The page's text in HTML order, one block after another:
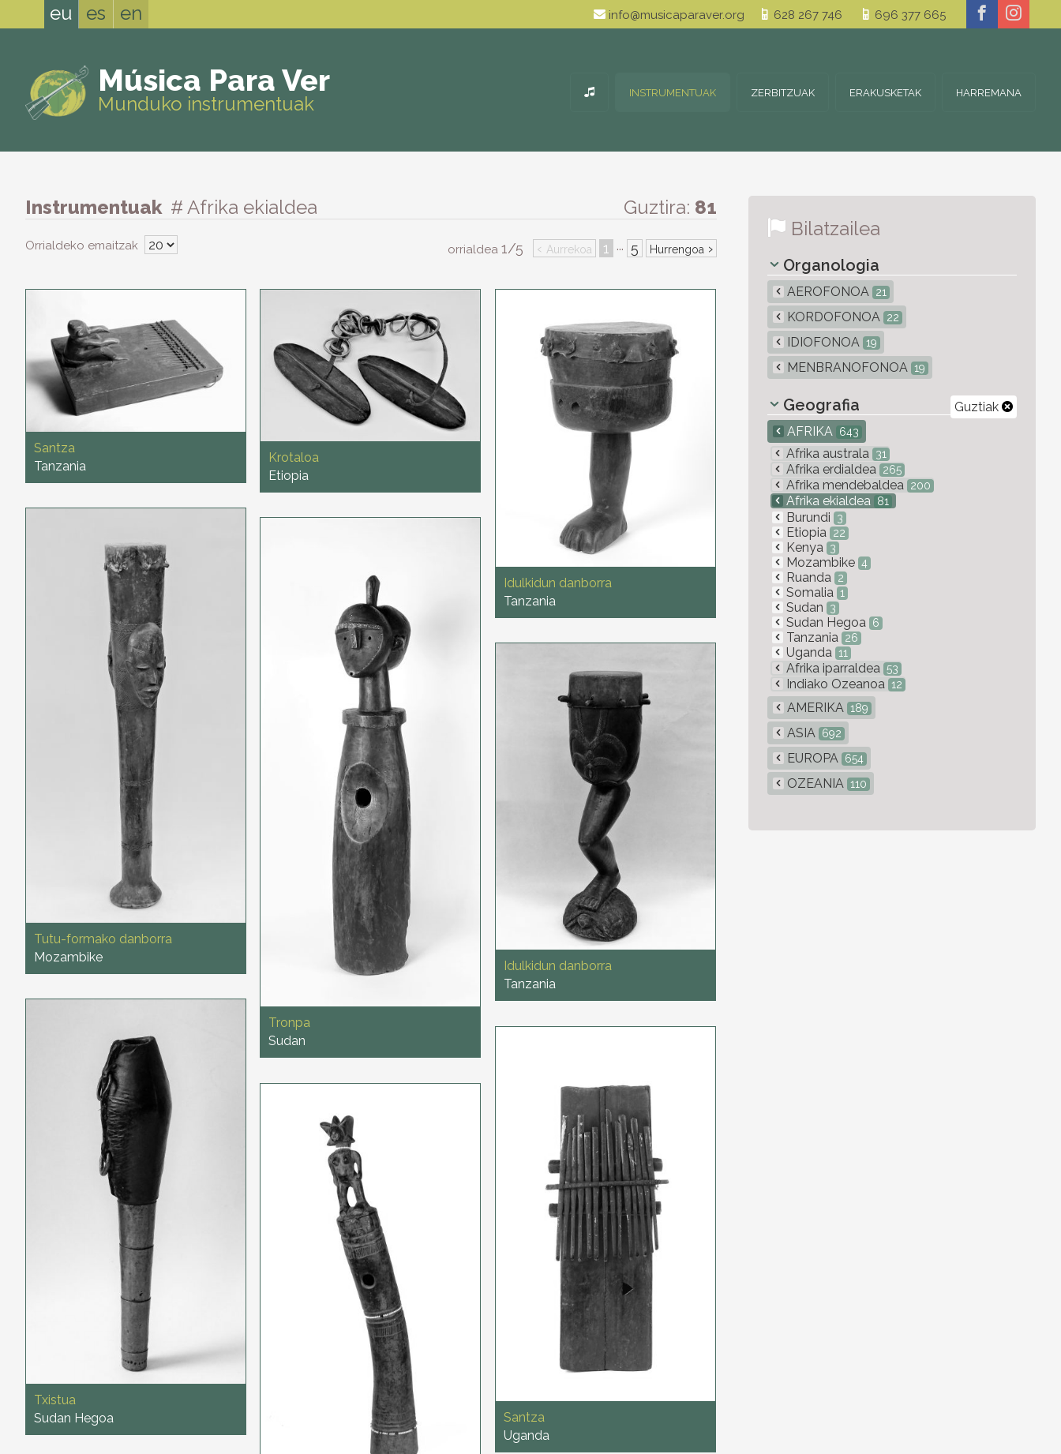
eu es en info@musicaparaver.org 628 267 746 696 377 665
Música Para Ver
Munduko instrumentuak INSTRUMENTUAK ZERBITZUAK ERAKUSKETAK HARREMANA
Instrumentuak # Afrika ekialdea Guztira: 81
Orrialdeko emaitzak orrialdea 1/5 ‹ Aurrekoa 1 ··· 5 Hurrengoa ›
Santza
Tanzania
Krotaloa
Etiopia
Idulkidun danborra
Tanzania
Tutu-formako danborra
Mozambike
Tronpa
Sudan
Idulkidun danborra
Tanzania
Txistua
Sudan Hegoa
Santza
Uganda
Bilatzailea
Organologia
AEROFONOA 21
KORDOFONOA 22
IDIOFONOA 19
MENBRANOFONOA 19
Guztiak
Geografia
AFRIKA 643
Afrika australa 31
Afrika erdialdea 265
Afrika mendebaldea 200
Afrika ekialdea 81
Burundi 3
Etiopia 22
Kenya 3
Mozambike 4
Ruanda 2
Somalia 1
Sudan 3
Sudan Hegoa 6
Tanzania 26
Uganda 11
Afrika iparraldea 53
Indiako Ozeanoa 12
AMERIKA 189
ASIA 692
EUROPA 654
OZEANIA 110